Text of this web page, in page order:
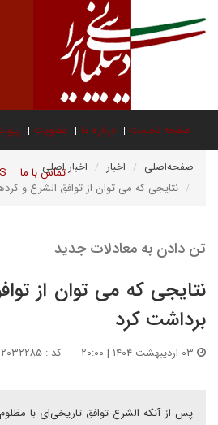
صفحه نخست درباره ما عضویت
تماس با ما صفحه‌اصلی اخبار
اخبار اصلی
نتایجی که می توان از توافق الشرع و
تن دادن به معادلات جدید
نتایجی که می توان از
برداشت کرد
کد : ۲۰۳۲۲۸۵
پس از آنکه الشرع توافق تاریخی‌ای با